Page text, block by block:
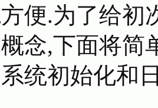
便.为了给初
念,下面将简
统初始化和